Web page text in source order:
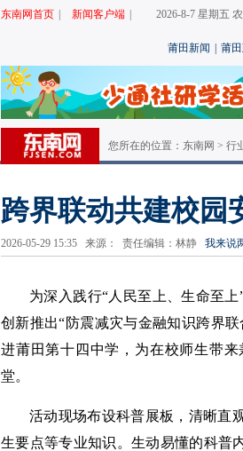
东南网首页 新闻客户端 2026-8-7 星期五
莆田新闻 莆
您所在的位置： 东南网 > 行
跨界联动共建校园
2026-05-29 15:35 来源： 责任编辑：林静 我来说
为深入践行“人民至上、生命至
创新推出“防震减灾与金融知识跨界
进莆田第十四中学，为在校师生带
堂。
活动现场布设科普展板，清晰直
生要点等专业知识。生动易懂的科普